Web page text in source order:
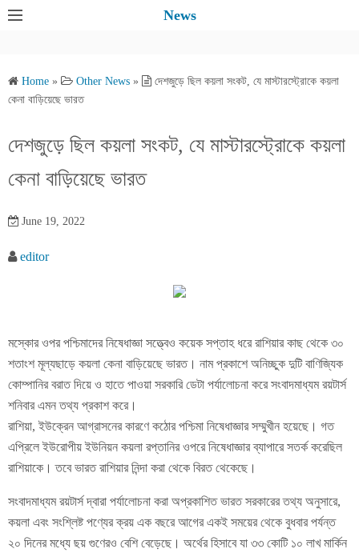
News
Home » Other News »
দেশজুড়ে ছিল কয়লা সংকট, যে মাস্টারস্ট্রোকে কয়লা
কেনা বাড়িয়েছে ভারত
দেশজুড়ে ছিল কয়লা সংকট, যে মাস্টারস্ট্রোকে কয়লা
কেনা বাড়িয়েছে ভারত
June 19, 2022
editor
মস্কোর ওপর পশ্চিমাদের নিষেধাজ্ঞা সত্ত্বেও কয়েক সপ্তাহ ধরে রাশিয়ার কাছ থেকে ৩০
শতাংশ মূল্যছাড়ে কয়লা কেনা বাড়িয়েছে ভারত। নাম প্রকাশে অনিচ্ছুক দুটি বাণিজ্যিক
কোম্পানির বরাত দিয়ে ও হাতে পাওয়া সরকারি ডেটা পর্যালোচনা করে সংবাদমাধ্যম রয়টার্স
শনিবার এমন তথ্য প্রকাশ করে।
রাশিয়া, ইউক্রেন আগ্রাসনের কারণে কঠোর পশ্চিমা নিষেধাজ্ঞার সম্মুখীন হয়েছে। গত
এপ্রিলে ইউরোপীয় ইউনিয়ন কয়লা রপ্তানির ওপরে নিষেধাজ্ঞার ব্যাপারে সতর্ক করেছিল
রাশিয়াকে। তবে ভারত রাশিয়ার নিন্দা করা থেকে বিরত থেকেছে।
সংবাদমাধ্যম রয়টার্স দ্বারা পর্যালোচনা করা অপ্রকাশিত ভারত সরকারের তথ্য অনুসারে,
কয়লা এবং সংশ্লিষ্ট পণ্যের ক্রয় এক বছরে আগের একই সময়ের থেকে বুধবার পর্যন্ত
২০ দিনের মধ্যে ছয় গুণেরও বেশি বেড়েছে। অর্থের হিসাবে যা ৩৩ কোটি ১০ লাখ মার্কিন